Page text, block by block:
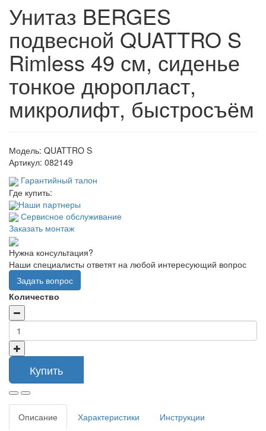
Унитаз BERGES
подвесной QUATTRO S
Rimless 49 см, сиденье
тонкое дюропласт,
микролифт, быстросъём
Модель: QUATTRO S
Артикул: 082149
Гарантийный талон
Где купить:
Наши партнеры
Сервисное обслуживание
Заказать монтаж
Нужна консультация?
Наши специалисты ответят на любой интересующий вопрос
Задать вопрос
Количество
Купить
Описание Характеристики Инструкции